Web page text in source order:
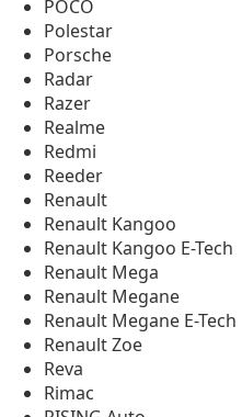
POCO
Polestar
Porsche
Radar
Razer
Realme
Redmi
Reeder
Renault
Renault Kangoo
Renault Kangoo E-Tech
Renault Mega
Renault Megane
Renault Megane E-Tech
Renault Zoe
Reva
Rimac